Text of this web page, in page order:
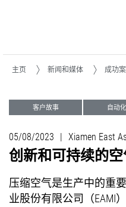
主页 新闻和媒体 成功案
客户故事 自动
05/08/2023 | Xiamen East
创新和可持续的
压缩空气是生产中的重
业股份有限公司（EAMI